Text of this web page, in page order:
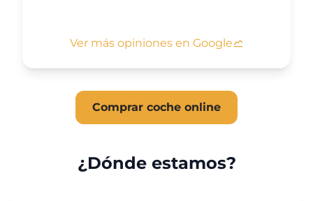
Ver más opiniones en Google
Comprar coche online
¿Dónde estamos?